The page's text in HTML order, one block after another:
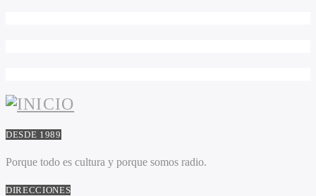
DESDE 1989
Porque todo es cultura y porque somos radio.
DIRECCIONES